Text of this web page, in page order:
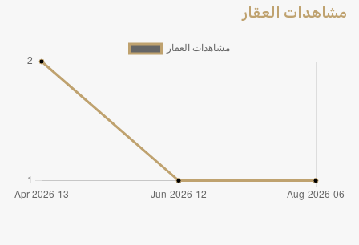
مشاهدات العقار